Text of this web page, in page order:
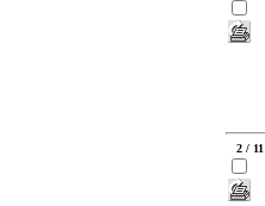
2 / 11